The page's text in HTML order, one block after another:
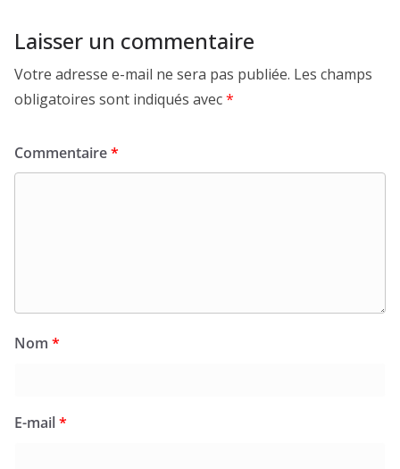
Laisser un commentaire
Votre adresse e-mail ne sera pas publiée. Les champs
obligatoires sont indiqués avec*
Commentaire*
Nom *
E-mail*